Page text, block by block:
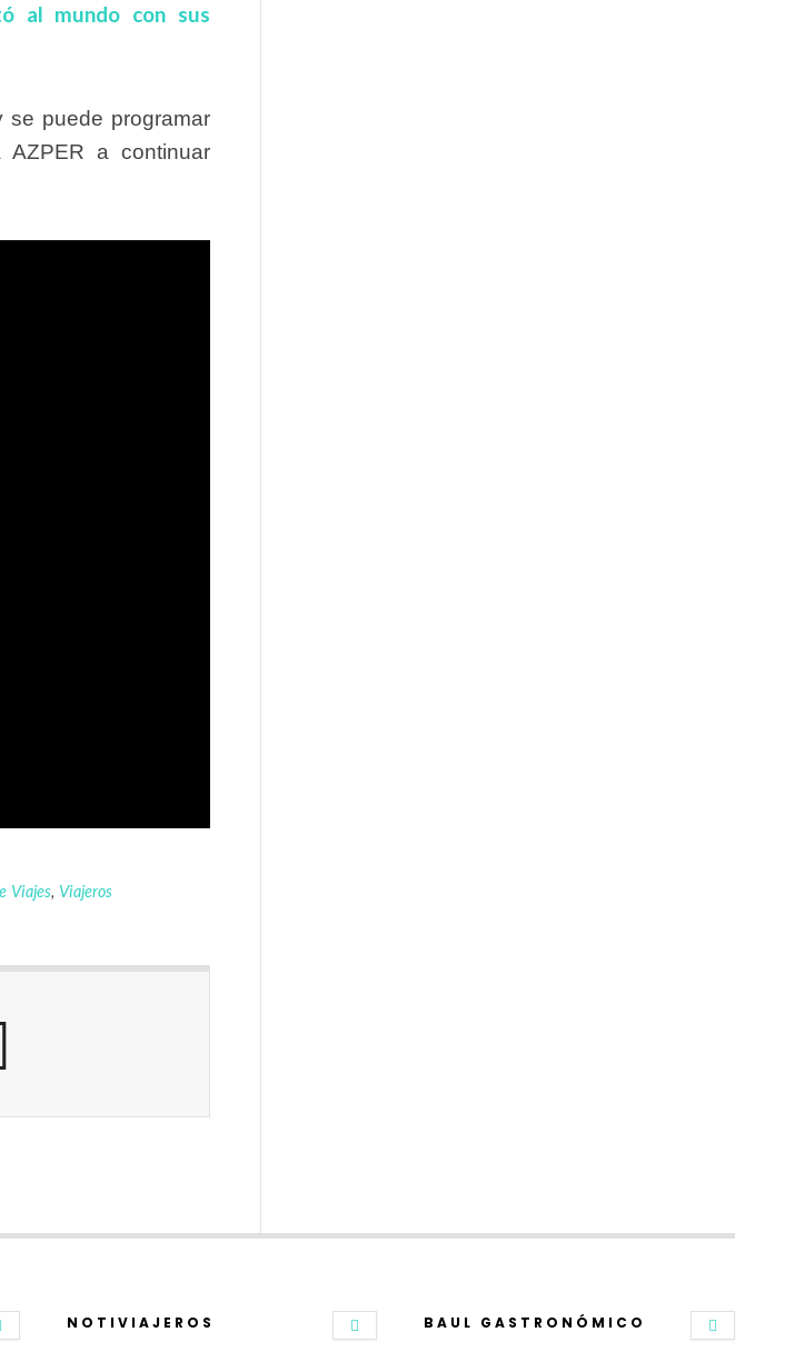
al mundo con sus
puede programar
AZPER a continuar
Viajes, Viajeros
NOTIVIAJEROS BAUL GASTRONÓMICO